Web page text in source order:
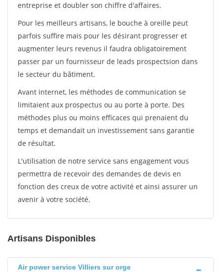
entreprise et doubler son chiffre d'affaires.
Pour les meilleurs artisans, le bouche à oreille peut
parfois suffire mais pour les désirant progresser et
augmenter leurs revenus il faudra obligatoirement
passer par un fournisseur de leads prospectsion dans
le secteur du bâtiment.
Avant internet, les méthodes de communication se
limitaient aux prospectus ou au porte à porte. Des
méthodes plus ou moins efficaces qui prenaient du
temps et demandait un investissement sans garantie
de résultat.
L'utilisation de notre service sans engagement vous
permettra de recevoir des demandes de devis en
fonction des creux de votre activité et ainsi assurer un
avenir à votre société.
Artisans Disponibles
Air power service Villiers sur orge